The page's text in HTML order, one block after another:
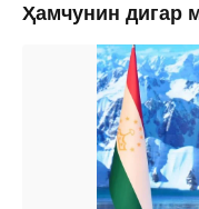
Ҳамчунин дигар